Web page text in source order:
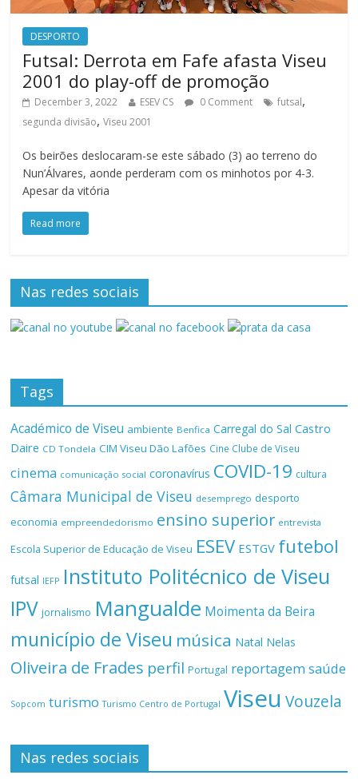
DESPORTO
Futsal: Derrota em Fafe afasta Viseu
2001 do play-off de promoção
December 3, 2022 ESEV CS 0 Comment futsal,
segunda divisão,Viseu 2001
Os beirões deslocaram-se este sábado (3) ao terreno do
Nun’Álvares, aonde perderam com os minhotos por 4-3.
Apesar da vitória
Read more
Nas redes sociais
Tags
Académico de Viseu ambiente Benfica Carregal do Sal Castro
Daire CD Tondela CIM Viseu Dão Lafões Cine Clube de Viseu
cinema comunicação social coronavírus COVID-19 cultura
Câmara Municipal de Viseu desemprego desporto
economia empreendedorismo ensino superior entrevista
Escola Superior de Educação de Viseu ESEV ESTGV futebol
futsal IEFP Instituto Politécnico de Viseu
IPV jornalismo Mangualde Moimenta da Beira
município de Viseu música Natal Nelas
Oliveira de Frades perfil Portugal reportagemsaúde
Sopcom turismo Turismo Centro de Portugal Viseu Vouzela
Nas redes sociais